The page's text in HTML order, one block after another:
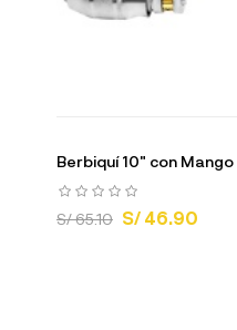
Berbiquí 10" con
S/ 65.10 S/ 46.90